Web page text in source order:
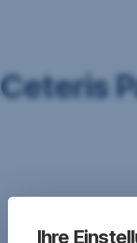
Ceteris
ceteris
bedeutetIhre